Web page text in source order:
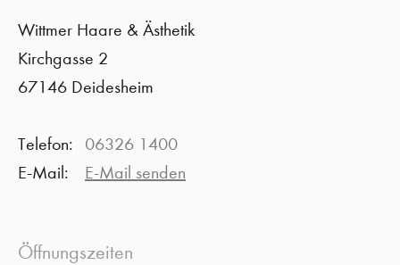
Wittmer Haare & Ästhetik
Kirchgasse 2
67146 Deidesheim
Telefon:
06326 1400
E-Mail:
E-Mail senden
Öffnungszeiten